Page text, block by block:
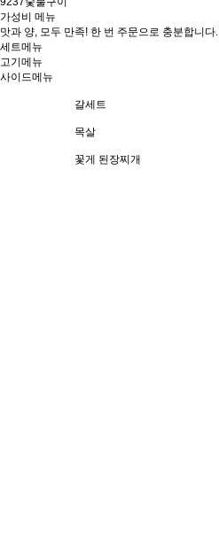
가성비 메뉴
맛과 양, 모두 만족! 한 번 주문으로 충분합니다.
세트메뉴
고기메뉴
사이드메뉴
갈세트
목살
꽃게 된장찌개